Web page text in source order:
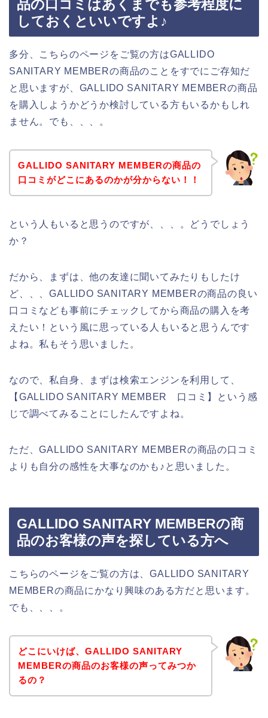
品の口コミはあくまでも参考程度に
しておくといいですよ♪
多分、こちらのページをご覧の方はGALLIDO
SANITARY MEMBERの商品のことをすでにご存知だ
と思いますが、GALLIDO SANITARY MEMBERの商品
を購入しようかどうか検討している方もいるかもしれ
ません。でも、、、。
GALLIDO SANITARY MEMBERの商品の
口コミがどこにあるのかが分からない！！
という人もいると思うのですが、、、。どうでしょう
か？
だから、まずは、他の友達に聞いてみたりもしたけ
ど、、、GALLIDO SANITARY MEMBERの商品の良い
口コミなども事前にチェックしてから商品の購入を考
えたい！という風に思っている人もいると思うんです
よね。私もそう思いました。
なので、私自身、まずは検索エンジンを利用して、
【GALLIDO SANITARY MEMBER 口コミ】という感
じで調べてみることにしたんですよね。
ただ、GALLIDO SANITARY MEMBERの商品の口コミ
よりも自分の感性を大事なのかも♪と思いました。
GALLIDO SANITARY MEMBERの商
品のお客様の声を探している方へ
こちらのページをご覧の方は、GALLIDO SANITARY
MEMBERの商品にかなり興味のある方だと思います。
でも、、、。
どこにいけば、GALLIDO SANITARY
MEMBERの商品のお客様の声ってみつか
るの？